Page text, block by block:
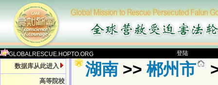
GLOBALRESCUE.HOPTO.ORG 登陆
数据库从此进入
高等院校
湖南 >> 郴州市